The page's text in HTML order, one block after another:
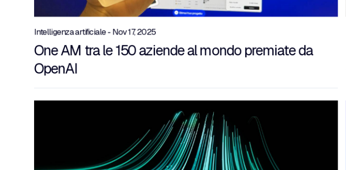
Intelligenza artificiale - Nov 17, 2025
One AM tra le 150 aziende al mondo premiate da
OpenAI